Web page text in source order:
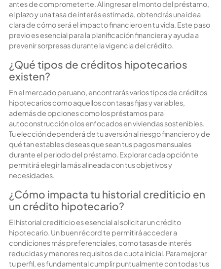
antes de comprometerte. Al ingresar el monto del préstamo,
el plazo y una tasa de interés estimada, obtendrás una idea
clara de cómo será el impacto financiero en tu vida. Este paso
previo es esencial para la planificación financiera y ayuda a
prevenir sorpresas durante la vigencia del crédito.
¿Qué tipos de créditos hipotecarios
existen?
En el mercado peruano, encontrarás varios tipos de créditos
hipotecarios como aquellos con tasas fijas y variables,
además de opciones como lospréstamos para
autoconstruccióno los enfocados en viviendas sostenibles.
Tu elección dependerá de tu aversión al riesgo financiero y de
qué tan estables deseas que sean tus pagos mensuales
durante el periodo del préstamo. Explorar cada opción te
permitirá elegir la más alineada con tus objetivos y
necesidades.
¿Cómo impacta tu historial crediticio en
un crédito hipotecario?
El historial crediticio es esencial al solicitar uncrédito
hipotecario. Un buen récord te permitirá acceder a
condiciones más preferenciales, como tasas de interés
reducidas y menores requisitos de cuota inicial. Para mejorar
tu perfil, es fundamental cumplir puntualmente con todas tus